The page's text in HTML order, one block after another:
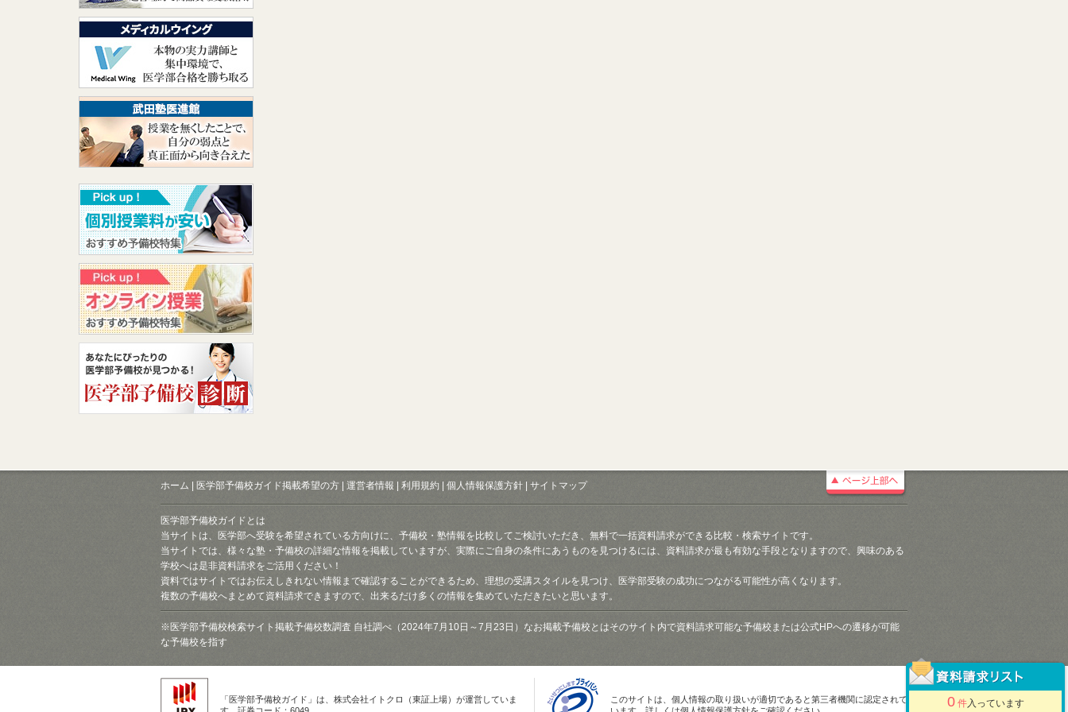
0 件入っています
ホーム 医学部予備校ガイド掲載希望の方 運営者情報 利用規約 個人情報保護方針 サイトマップ
医学部予備校ガイドとは
当サイトは、医学部へ受験を希望されている方向けに、予備校・塾情報を比較してご検討いただき、無料で一括資料請求ができる比較・検索サイトです。
当サイトでは、様々な塾・予備校の詳細な情報を掲載していますが、実際にご自身の条件にあうものを見つけるには、資料請求が最も有効な手段となりますので、興味のある
学校へは是非資料請求をご活用ください！
資料ではサイトではお伝えしきれない情報まで確認することができるため、理想の受講スタイルを見つけ、医学部受験の成功につながる可能性が高くなります。
複数の予備校へまとめて資料請求できますので、出来るだけ多くの情報を集めていただきたいと思います。
※医学部予備校検索サイト掲載予備校数調査 自社調べ（2024年7月10日～7月23日）なお掲載予備校とはそのサイト内で資料請求可能な予備校または公式HPへの遷移が可能
な予備校を指す
「医学部予備校ガイド」は、株式会社イトクロ（東証上場）が運営していま
す。証券コード：6049
このサイトは、個人情報の取り扱いが適切であると第三者機関に認定されて
います。詳しくは個人情報保護方針をご確認ください。